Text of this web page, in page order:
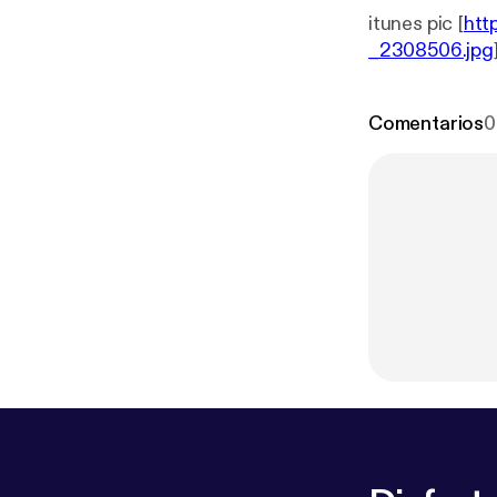
itunes pic [
_2308506.jpg
Comentarios0